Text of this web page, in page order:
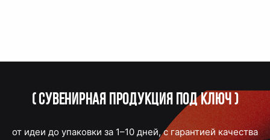
(Сувенирная продукция под ключ)
от идеи до упаковки за 1–10 дней, с гарантией качества